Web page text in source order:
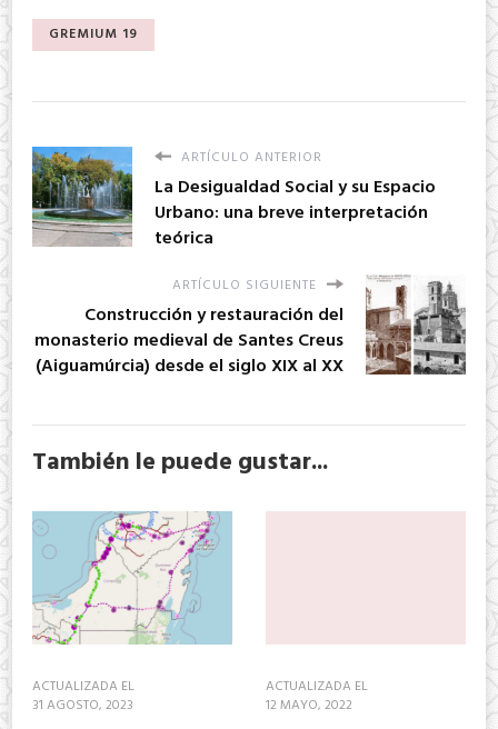
GREMIUM 19
ARTÍCULO ANTERIOR
La Desigualdad Social y su Espacio
Urbano: una breve interpretación
teórica
ARTÍCULO SIGUIENTE
Construcción y restauración del
monasterio medieval de Santes Creus
(Aiguamúrcia) desde el siglo XIX al XX
También le puede gustar...
ACTUALIZADA EL
31 AGOSTO, 2023
ACTUALIZADA EL
12 MAYO, 2022